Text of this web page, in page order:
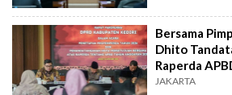
Bersama
Dhito
Raperda
JAKARTA